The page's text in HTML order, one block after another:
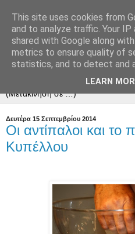
Δευτέρα 15 Σεπτεμβρίου 2014
Οι αντίπαλοι και
Κυπέλλου
This site uses cookies from
and to analyze traffic. Your
shared with Google along
metrics to ensure quality of
statistics, and to detect and
LEARN